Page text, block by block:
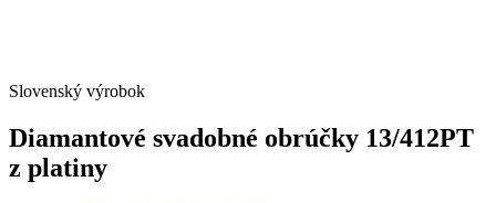
Slovenský výrobok
Diamantové svadobné obrúčky 13/412PT
z platiny